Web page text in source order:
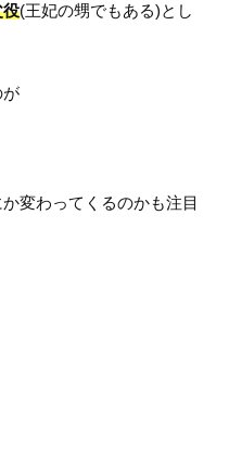
役(王妃の甥でもある)とし
が
変わってくるのかも注目